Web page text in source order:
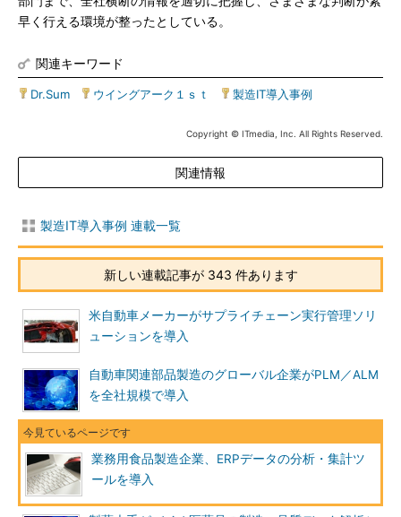
早く行える環境が整ったとしている。
関連キーワード
Dr.Sum ウイングアーク１ｓｔ 製造IT導入事例
Copyright © ITmedia, Inc. All Rights Reserved.
関連情報
製造IT導入事例 連載一覧
新しい連載記事が 343 件あります
米自動車メーカーがサプライチェーン実行管理ソリ
ューションを導入
自動車関連部品製造のグローバル企業がPLM／ALM
を全社規模で導入
業務用食品製造企業、ERPデータの分析・集計ツ
ールを導入